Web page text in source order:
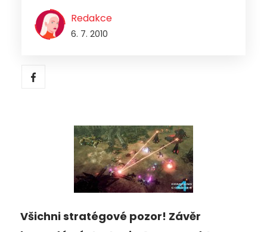
Redakce
6. 7. 2010
Všichni stratégové pozor! Závěr